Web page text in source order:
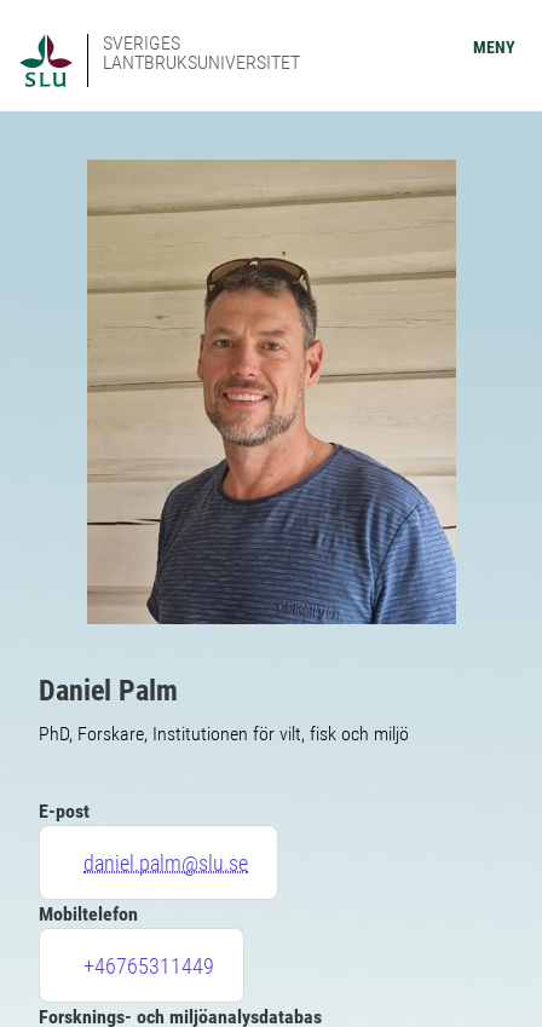
SVERIGES
LANTBRUKSUNIVERSITET
MENY
Daniel Palm
PhD, Forskare, Institutionen för vilt, fisk och miljö
E-post
daniel.palm@slu.se
Mobiltelefon
+46765311449
Forsknings- och miljöanalysdatabas